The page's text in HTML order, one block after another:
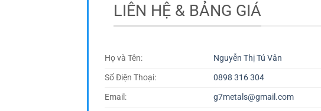
LIÊN HỆ & BẢNG GIÁ
Họ và Tên:
Nguyễn Thị Tú Vân
Số Điện Thoại:
0898 316 304
Email:
g7metals@gmail.com